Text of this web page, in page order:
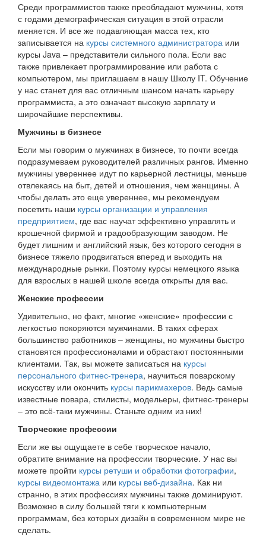
Среди программистов также преобладают мужчины, хотя
с годами демографическая ситуация в этой отрасли
меняется. И все же подавляющая масса тех, кто
записывается на курсы системного администратора или
курсы Java – представители сильного пола. Если вас
также привлекает программирование или работа с
компьютером, мы приглашаем в нашу Школу IT. Обучение
у нас станет для вас отличным шансом начать карьеру
программиста, а это означает высокую зарплату и
широчайшие перспективы.
Мужчины в бизнесе
Если мы говорим о мужчинах в бизнесе, то почти всегда
подразумеваем руководителей различных рангов. Именно
мужчины увереннее идут по карьерной лестницы, меньше
отвлекаясь на быт, детей и отношения, чем женщины. А
чтобы делать это еще увереннее, мы рекомендуем
посетить наши курсы организации и управления
предприятием, где вас научат эффективно управлять и
крошечной фирмой и градообразующим заводом. Не
будет лишним и английский язык, без которого сегодня в
бизнесе тяжело продвигаться вперед и выходить на
международные рынки. Поэтому курсы немецкого языка
для взрослых в нашей школе всегда открыты для вас.
Женские профессии
Удивительно, но факт, многие «женские» профессии с
легкостью покоряются мужчинами. В таких сферах
большинство работников – женщины, но мужчины быстро
становятся профессионалами и обрастают постоянными
клиентами. Так, вы можете записаться на курсы
персонального фитнес-тренера, научиться поварскому
искусству или окончить курсы парикмахеров. Ведь самые
известные повара, стилисты, модельеры, фитнес-тренеры
– это всё-таки мужчины. Станьте одним из них!
Творческие профессии
Если же вы ощущаете в себе творческое начало,
обратите внимание на профессии творческие. У нас вы
можете пройти курсы ретуши и обработки фотографии,
курсы видеомонтажа или курсы веб-дизайна. Как ни
странно, в этих профессиях мужчины также доминируют.
Возможно в силу большей тяги к компьютерным
программам, без которых дизайн в современном мире не
сделать.